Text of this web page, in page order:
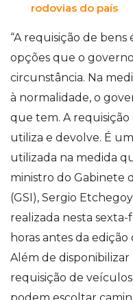
rodovias do país
“A requisição de
opções que o
circunstância. Na
à normalidade, o
que tem. A requisição
utiliza e devolve. É
utilizada na medida
ministro do Gabinete
(GSI), Sergio
realizada nesta
horas antes da
Além de disponibilizar
requisição de
podem escoltar